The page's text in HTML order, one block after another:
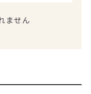
ません